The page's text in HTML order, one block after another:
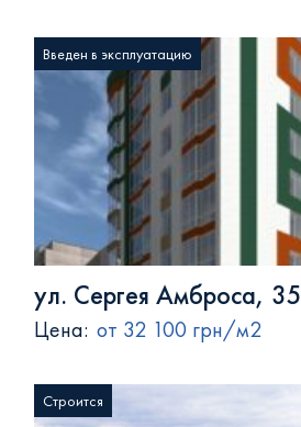
Введен в эксплуатацию
ул. Сергея Амброса, 35
Цена: от 32 100 грн/м2
Строится